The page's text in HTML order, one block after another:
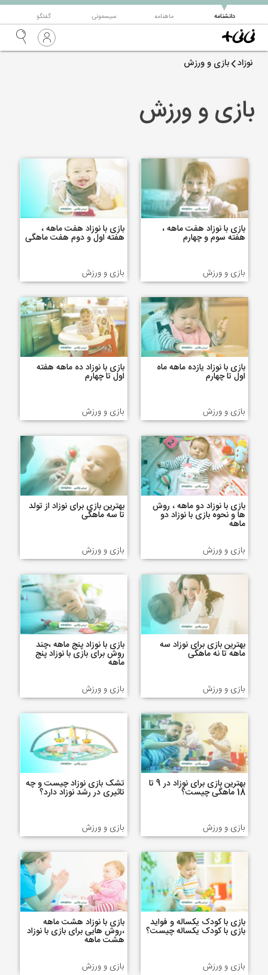
دانشنامه
▼ ماهنامه سیسمونی گفتگو
نوزاد بازی و ورزش
بازی و ورزش
بازی با نوزاد هفت ماهه ،
هفته سوم و چهارم
بازی و ورزش
بازی با نوزاد هفت ماهه ،
هفته اول و دوم هفت ماهگی
بازی و ورزش
بازی با نوزاد یازده ماهه ماه
اول تا چهارم
بازی و ورزش
بازی با نوزاد ده ماهه هفته
اول تا چهارم
بازی و ورزش
بازی با نوزاد دو ماهه ، روش
ها و نحوه بازی با نوزاد دو
ماهه
بازی و ورزش
بهترین بازی برای نوزاد از تولد
تا سه ماهگی
بازی و ورزش
بهترین بازی برای نوزاد سه
ماهه تا نه ماهگی
بازی و ورزش
بازی با نوزاد پنج ماهه ،چند
روش برای بازی با نوزاد پنج
ماهه
بازی و ورزش
بهترین بازی برای نوزاد در 9 تا
18 ماهگی چیست؟
بازی و ورزش
تشک بازی نوزاد چیست و چه
تاثیری در رشد نوزاد دارد؟
بازی و ورزش
بازی با کودک یکساله و فواید
بازی با کودک یکساله چیست؟
بازی و ورزش
بازی با نوزاد هشت ماهه
،روش هایی برای بازی با نوزاد
هشت ماهه
بازی و ورزش